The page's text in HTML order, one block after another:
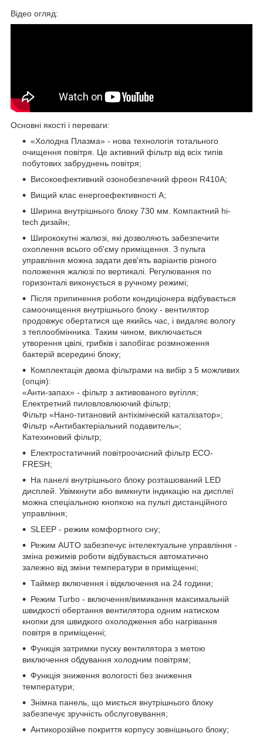
Відео огляд:
Основні якості і переваги:
«Холодна Плазма» - нова технологія тотального
очищення повітря. Це активний фільтр від всіх типів
побутових забруднень повітря;
Високоефективний озонобезпечний фреон R410A;
Вищий клас енергоефективності А;
Ширина внутрішнього блоку 730 мм. Компактний hi-
tech дизайн;
Ширококутні жалюзі, які дозволяють забезпечити
охоплення всього об'єму приміщення. З пульта
управління можна задати дев'ять варіантів різного
положення жалюзі по вертикалі. Регулювання по
горизонталі виконується в ручному режимі;
Після припинення роботи кондиціонера відбувається
самоочищення внутрішнього блоку - вентилятор
продовжує обертатися ще якийсь час, і видаляє вологу
з теплообмінника. Таким чином, виключається
утворення цвілі, грибків і запобігає розмноження
бактерій всередині блоку;
Комплектація двома фільтрами на вибір з 5 можливих
(опція):
«Анти-запах» - фільтр з активованого вугілля;
Електретний пиловловлюючий фільтр;
Фільтр «Нано-титановий антіхіміческій каталізатор»;
Фільтр «Антибактеріальний подавитель»;
Катехиновий фільтр;
Електростатичний повітроочисний фільтр ECO-
FRESH;
На панелі внутрішнього блоку розташований LED
дисплей. Увімкнути або вимкнути індикацію на дисплеї
можна спеціальною кнопкою на пульті дистанційного
управління;
SLEEP - режим комфортного сну;
Режим AUTO забезпечує інтелектуальне управління -
зміна режимів роботи відбувається автоматично
залежно від зміни температури в приміщенні;
Таймер включення і відключення на 24 години;
Режим Turbo - включення/вимикання максимальній
швидкості обертання вентилятора одним натиском
кнопки для швидкого охолодження або нагрівання
повітря в приміщенні;
Функція затримки пуску вентилятора з метою
виключення обдування холодним повітрям;
Функція зниження вологості без зниження
температури;
Знімна панель, що миється внутрішнього блоку
забезпечує зручність обслуговування;
Антикорозійне покриття корпусу зовнішнього блоку;